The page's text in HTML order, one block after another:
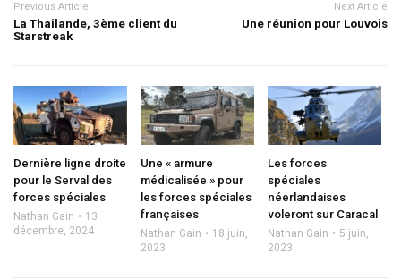
Previous Article
La Thailande, 3ème client du
Starstreak
Next Article
Une réunion pour Louvois
Dernière ligne droite
pour le Serval des
forces spéciales
Nathan Gain
13
décembre, 2024
Une « armure
médicalisée » pour
les forces spéciales
françaises
Nathan Gain
18 juin,
2023
Les forces
spéciales
néerlandaises
voleront sur Caracal
Nathan Gain
5 juin,
2023